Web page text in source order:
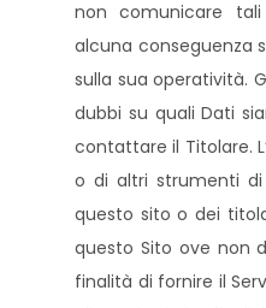
non comunicare
alcuna conseguenza
sulla sua operatività.
dubbi su quali Dati
contattare il Titolare.
o di altri strumenti
questo sito o dei
questo Sito ove non
finalità di fornire il